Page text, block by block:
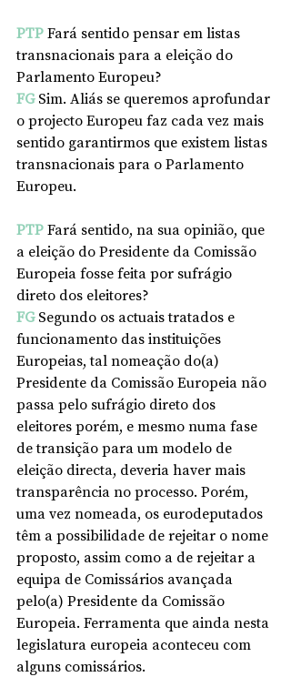
PTP Fará sentido pensar em listas
transnacionais para a eleição do
Parlamento Europeu?
FG Sim. Aliás se queremos aprofundar
o projecto Europeu faz cada vez mais
sentido garantirmos que existem listas
transnacionais para o Parlamento
Europeu.
PTP Fará sentido, na sua opinião, que
a eleição do Presidente da Comissão
Europeia fosse feita por sufrágio
direto dos eleitores?
FG Segundo os actuais tratados e
funcionamento das instituições
Europeias, tal nomeação do(a)
Presidente da Comissão Europeia não
passa pelo sufrágio direto dos
eleitores porém, e mesmo numa fase
de transição para um modelo de
eleição directa, deveria haver mais
transparência no processo. Porém,
uma vez nomeada, os eurodeputados
têm a possibilidade de rejeitar o nome
proposto, assim como a de rejeitar a
equipa de Comissários avançada
pelo(a) Presidente da Comissão
Europeia. Ferramenta que ainda nesta
legislatura europeia aconteceu com
alguns comissários.